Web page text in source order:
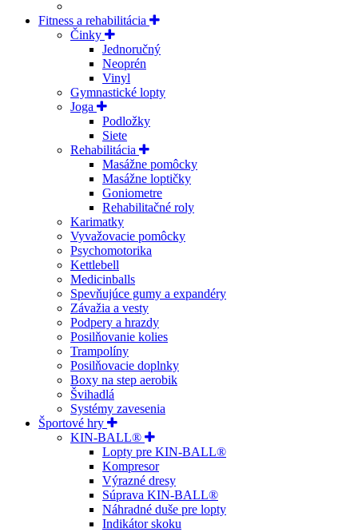
Fitness a rehabilitácia
Činky
Jednoručný
Neoprén
Vinyl
Gymnastické lopty
Joga
Podložky
Siete
Rehabilitácia
Masážne pomôcky
Masážne loptičky
Goniometre
Rehabilitačné roly
Karimatky
Vyvažovacie pomôcky
Psychomotorika
Kettlebell
Medicinballs
Spevňujúce gumy a expandéry
Závažia a vesty
Podpery a hrazdy
Posilňovanie kolies
Trampolíny
Posilňovacie doplnky
Boxy na step aerobik
Švihadlá
Systémy zavesenia
Športové hry
KIN-BALL®
Lopty pre KIN-BALL®
Kompresor
Výrazné dresy
Súprava KIN-BALL®
Náhradné duše pre lopty
Indikátor skoku